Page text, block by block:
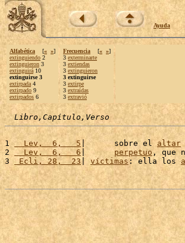
Ayuda
Alfabética [« »]
extinguiendo 2
extinguieron 3
extinguirá 10
extinguirse 3
extirpada 4
extirpado 9
extirpados 6
Frecuencia [« »]
3 exterminarte
3 extiendas
3 extinguieron
3 extinguirse
3 extirpe
3 extraídas
3 extravió
Libro,Capítulo,Verso
1
  Lev,  6,   5
|      sobre el altar
2
  Lev,  6,   6
| perpetuo , que
3
Ecli, 28,  23| víctimas : ella los